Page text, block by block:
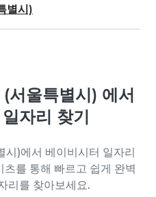
별시)
울특별시) 에서
자리 찾기
)에서 베이비시터 일자리
를 통해 빠르고 쉽게 완벽
리를 찾아보세요.